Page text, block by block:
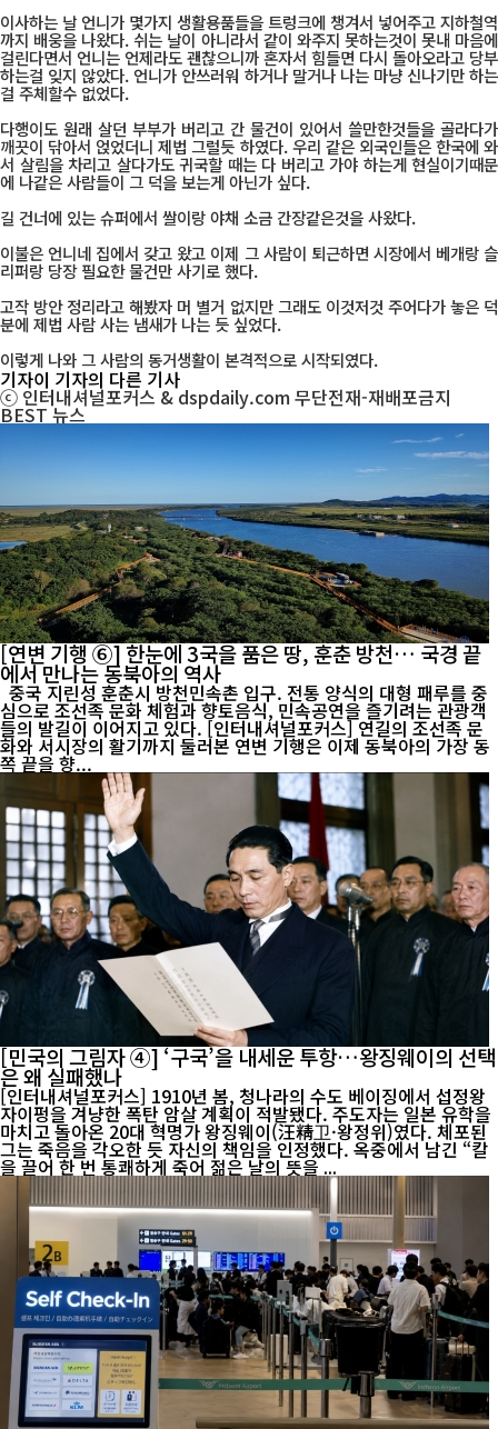
이사하는 날 언니가 몇가지 생활용품들을 트렁크에 챙겨서 넣어주고 지하철역
까지 배웅을 나왔다. 쉬는 날이 아니라서 같이 와주지 못하는것이 못내 마음에
걸린다면서 언니는 언제라도 괜찮으니까 혼자서 힘들면 다시 돌아오라고 당부
하는걸 잊지 않았다. 언니가 안쓰러워 하거나 말거나 나는 마냥 신나기만 하는
걸 주체할수 없었다.
다행이도 원래 살던 부부가 버리고 간 물건이 있어서 쓸만한것들을 골라다가
깨끗이 닦아서 얹었더니 제법 그럴듯 하였다. 우리 같은 외국인들은 한국에 와
서 살림을 차리고 살다가도 귀국할 때는 다 버리고 가야 하는게 현실이기때문
에 나같은 사람들이 그 덕을 보는게 아닌가 싶다.
길 건너에 있는 슈퍼에서 쌀이랑 야채 소금 간장같은것을 사왔다.
이불은 언니네 집에서 갖고 왔고 이제 그 사람이 퇴근하면 시장에서 베개랑 슬
리퍼랑 당장 필요한 물건만 사기로 했다.
고작 방안 정리라고 해봤자 머 별거 없지만 그래도 이것저것 주어다가 놓은 덕
분에 제법 사람 사는 냄새가 나는 듯 싶었다.
이렇게 나와 그 사람의 동거생활이 본격적으로 시작되였다.
기자이 기자의 다른 기사
ⓒ 인터내셔널포커스 & dspdaily.com 무단전재-재배포금지
BEST뉴스
[연변 기행 ⑥] 한눈에 3국을 품은 땅, 훈춘 방천… 국경 끝
에서 만나는 동북아의 역사
심으로 조선족 문화 체험과 향토음식, 민속공연을 즐기려는 관광객
들의 발길이 이어지고 있다. [인터내셔널포커스] 연길의 조선족 문
화와 서시장의 활기까지 둘러본 연변 기행은 이제 동북아의 가장 동
쪽 끝을 향...
[민국의 그림자 ④] ‘구국’을 내세운 투항…왕징웨이의 선택
은 왜 실패했나
[인터내셔널포커스] 1910년 봄, 청나라의 수도 베이징에서 섭정왕
자이펑을 겨냥한 폭탄 암살 계획이 적발됐다. 주도자는 일본 유학을
마치고 돌아온 20대 혁명가 왕징웨이(汪精卫·왕정위)였다. 체포된
그는 죽음을 각오한 듯 자신의 책임을 인정했다. 옥중에서 남긴 “칼
을 끌어 한 번 통쾌하게 죽어 젊은 날의 뜻을 ...